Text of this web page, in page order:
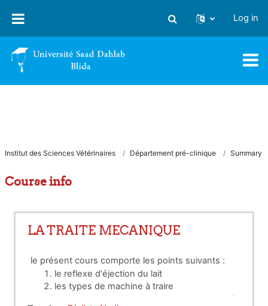
Toggle search input
Log in
Institut des Sciences Vétérinaires Département pré-clinique Summary
Course info
LA TRAITE MECANIQUE
le présent cours comporte les points suivants :
le reflexe d'éjection du lait
les types de machine à traire
principe de fonctionnement de la machine à